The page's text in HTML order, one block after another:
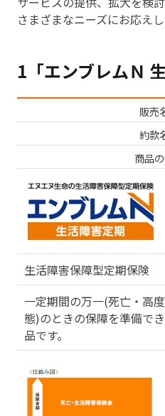
さまざまなニーズにお応えし
1「エンブレムＮ
販売
約款
商品
生活障害保障型定期保険
一定期間の万一(死亡・高
態)のときの保障を準備で
品です。